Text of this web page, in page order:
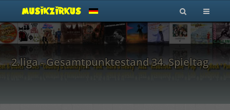
2.liga - Gesamtpunktestand 34. Spieltag